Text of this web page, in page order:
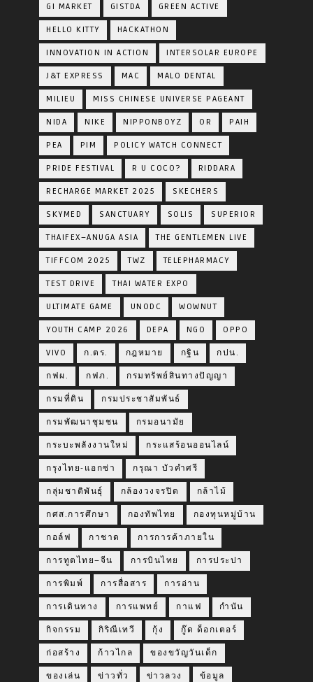
GI MARKET GISTDA GREEN ACTIVE
HELLO KITTY HACKATHON
INNOVATION IN ACTION INTERSOLAR EUROPE
J&T EXPRESS MAC MALO DENTAL
MILIEU MISS CHINESE UNIVERSE PAGEANT
NIDA NIKE NIPPONBOYZ OR PAIH
PEA PIM POLICY WATCH CONNECT
PRIDE FESTIVAL R U COCO? RIDDARA
RECHARGE MARKET 2025 SKECHERS
SKYMED SANCTUARY SOLIS SUPERIOR
THAIFEX–ANUGA ASIA THE GENTLEMEN LIVE
TIFFCOM 2025 TWZ TELEPHARMACY
TEST DRIVE THAI WATER EXPO
ULTIMATE GAME UNODC WOWNUT
YOUTH CAMP 2026 DEPA NGO OPPO
VIVO ก.ตร. กฎหมาย กฐิน กปน.
กฟผ. กฟภ. กรมทรัพย์สินทางปัญญา
กรมที่ดิน กรมประชาสัมพันธ์
กรมพัฒนาชุมชน กรมอนามัย
กระบะพลังงานใหม่ กระแสร้อนออนไลน์
กรุงไทย-แอกซ่า กรุณา บัวคำศรี
กลุ่มชาติพันธุ์ กล้องวงจรปิด กล้าไม้
กศส.การศึกษา กองทัพไทย กองทุนหมู่บ้าน
กอล์ฟ กาชาด การการค้าภายใน
การทูตไทย–จีน การบินไทย การประปา
การพิมพ์ การสื่อสาร การอ่าน
การเดินทาง การแพทย์ กาแฟ กำนัน
กิจกรรม กิริณีเทวี กุ้ง กู๊ด ด็อกเตอร์
ก่อสร้าง ก้าวไกล ของขวัญวันเด็ก
ของเล่น ข่าวทั่ว ข่าวลวง ข้อมูล